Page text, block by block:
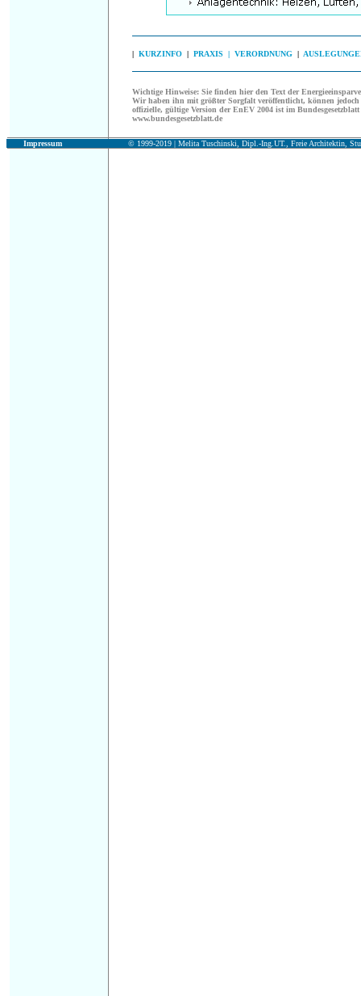
| KURZINFO | PRAXIS | VERORDNUNG |
Wichtige Hinweise: Sie finden hier den Text der
Wir haben ihn mit größter Sorgfalt veröffentlicht, können
offizielle, gültige Version der EnEV 2004 ist im
www.bundesgesetzblatt.de
Impressum © 1999-2019 | Melita Tuschinski, Dipl.-Ing.UT., Freie Architektin,